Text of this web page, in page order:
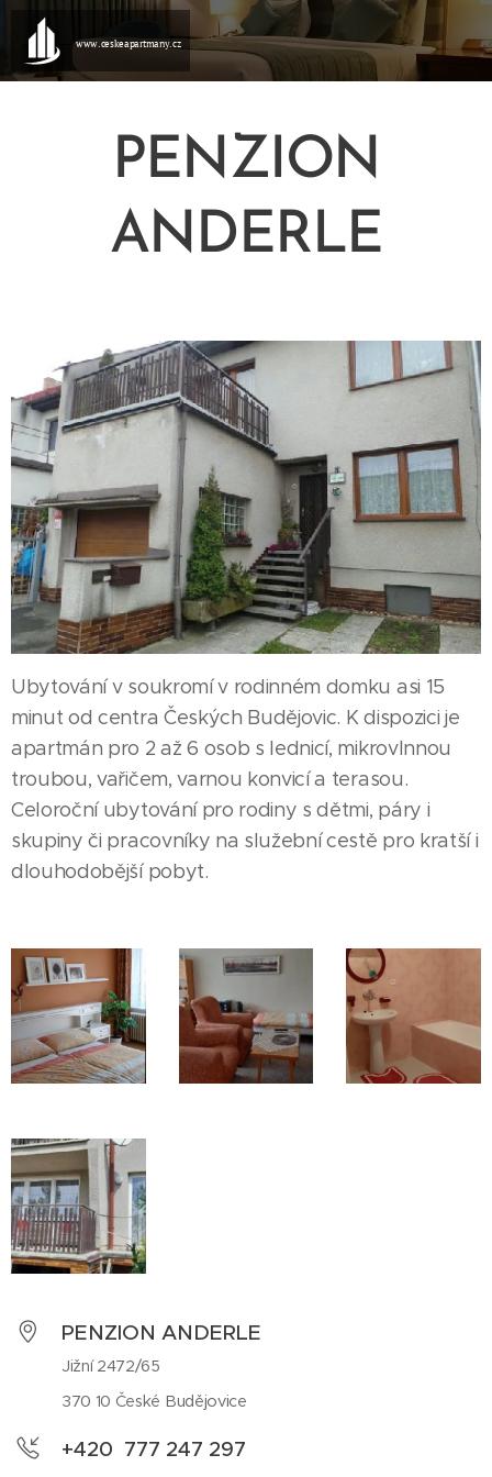
www.ceskeapartmany.cz
PENZION
ANDERLE
Ubytování v soukromí v rodinném domku asi 15
minut od centra Českých Budějovic. K dispozici je
apartmán pro 2 až 6 osob s lednicí, mikrovlnnou
troubou, vařičem, varnou konvicí a terasou.
Celoroční ubytování pro rodiny s dětmi, páry i
skupiny či pracovníky na služební cestě pro kratší i
dlouhodobější pobyt.
PENZION ANDERLE
Jižní 2472/65
370 10 České Budějovice
+420 777 247 297